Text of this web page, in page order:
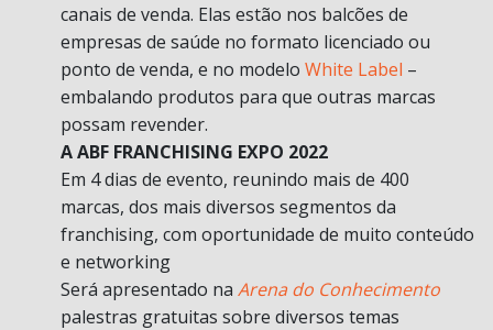
canais de venda. Elas estão nos balcões de
empresas de saúde no formato licenciado ou
ponto de venda, e no modelo White Label –
embalando produtos para que outras marcas
possam revender.
A ABF FRANCHISING EXPO 2022
Em 4 dias de evento, reunindo mais de 400
marcas, dos mais diversos segmentos da
franchising, com oportunidade de muito conteúdo
e networking
Será apresentado na Arena do Conhecimento
palestras gratuitas sobre diversos temas